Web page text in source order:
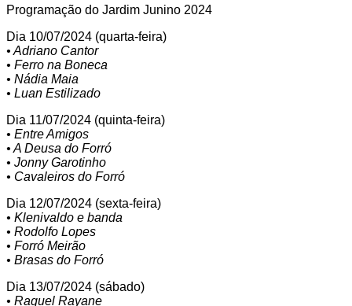
Programação do Jardim Junino 2024
Dia 10/07/2024 (quarta-feira)
• Adriano Cantor
• Ferro na Boneca
• Nádia Maia
• Luan Estilizado
Dia 11/07/2024 (quinta-feira)
• Entre Amigos
• A Deusa do Forró
• Jonny Garotinho
• Cavaleiros do Forró
Dia 12/07/2024 (sexta-feira)
• Klenivaldo e banda
• Rodolfo Lopes
• Forró Meirão
• Brasas do Forró
Dia 13/07/2024 (sábado)
• Raquel Rayane